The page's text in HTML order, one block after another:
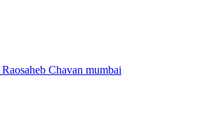
Chavan mumbai